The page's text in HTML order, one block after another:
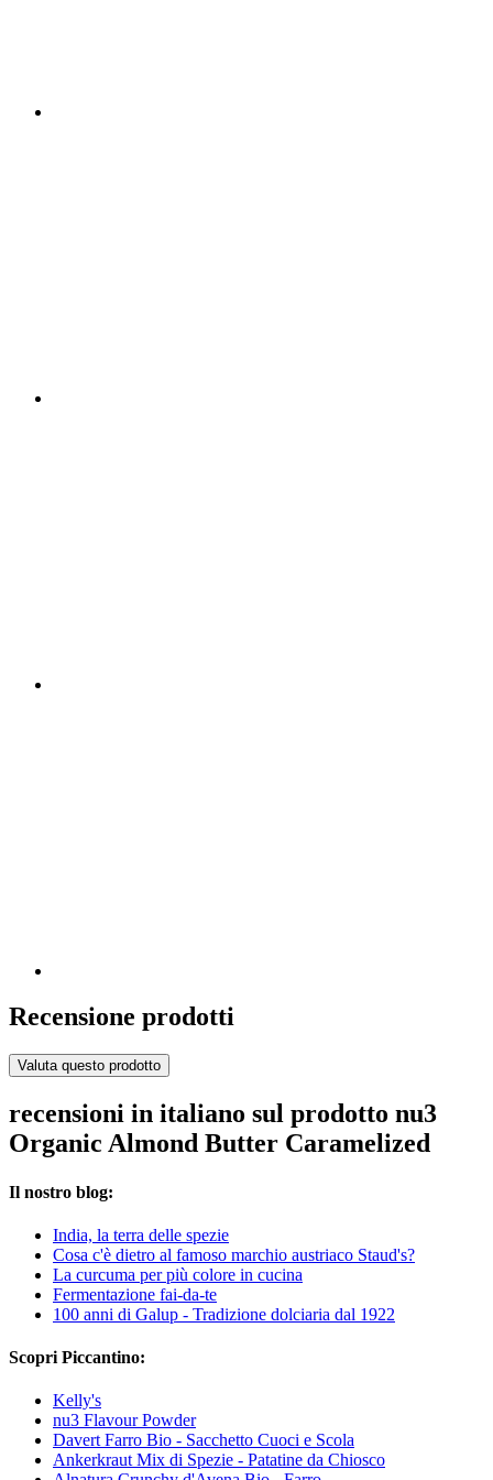
Recensione prodotti
Valuta questo prodotto
recensioni in italiano sul prodotto nu3
Organic Almond Butter Caramelized
Il nostro blog:
India, la terra delle spezie
Cosa c'è dietro al famoso marchio austriaco Staud's?
La curcuma per più colore in cucina
Fermentazione fai-da-te
100 anni di Galup - Tradizione dolciaria dal 1922
Scopri Piccantino:
Kelly's
nu3 Flavour Powder
Davert Farro Bio - Sacchetto Cuoci e Scola
Ankerkraut Mix di Spezie - Patatine da Chiosco